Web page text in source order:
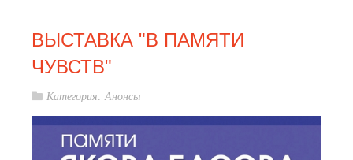
ВЫСТАВКА "В ПАМЯТИ
ЧУВСТВ"
Категория: Анонсы